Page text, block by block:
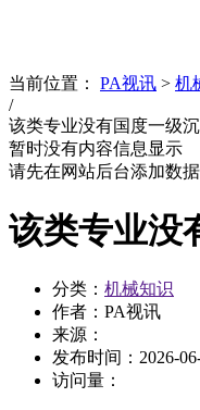
当前位置： PA视讯 > 机
/
该类专业没有国度一级沉
暂时没有内容信息显示
请先在网站后台添加数据
该类专业没
分类： 机械知识
作者：PA视讯
来源：
发布时间： 2026-
访问量：